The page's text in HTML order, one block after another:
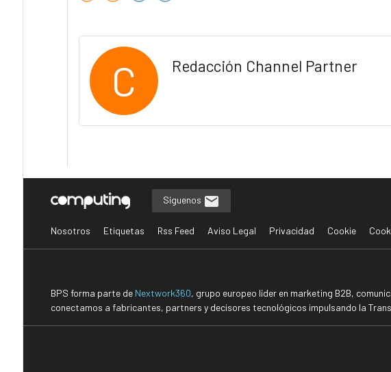
C Redacción Channel Partner
Síguenos
Nosotros Etiquetas Rss Feed Aviso Legal Privacidad Cookie
BPS forma parte de Nextwork360, grupo europeo líder en marketing B2B,
conectamos a fabricantes, partners y decisores tecnológicos impulsando la